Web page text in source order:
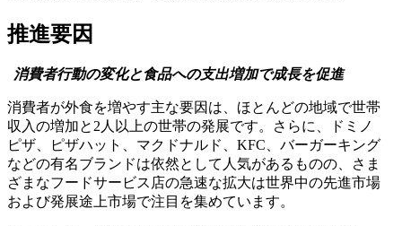
推進要因
消費者行動の変化と食品への支出増加で成長を促進
消費者が外食を増やす主な要因は、ほとんどの地域で世帯
収入の増加と2人以上の世帯の発展です。さらに、ドミノ
ピザ、ピザハット、マクドナルド、KFC、バーガーキング
などの有名ブランドは依然として人気があるものの、さま
ざまなフードサービス店の急速な拡大は世界中の先進市場
および発展途上市場で注目を集めています。